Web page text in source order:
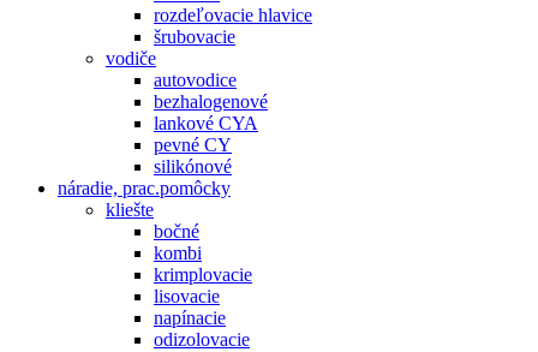
rozdeľovacie hlavice
šrubovacie
vodiče
autovodice
bezhalogenové
lankové CYA
pevné CY
silikónové
náradie, prac.pomôcky
kliešte
bočné
kombi
krimplovacie
lisovacie
napínacie
odizolovacie